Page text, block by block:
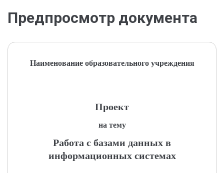
Предпросмотр документа
Наименование образовательного учреждения
Проект
на тему
Работа с базами данных в
информационных системах